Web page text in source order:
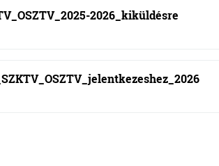
2026_kiküldésre